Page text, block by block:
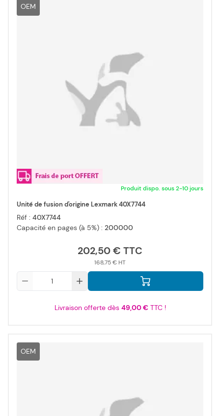
OEM
Produit dispo. sous 2-10 jours
Unité de fusion d'origine Lexmark 40X7744
Réf : 40X7744
Capacité en pages (à 5%) : 200000
202,50 €
168,75 €
Livraison offerte dès 49,00 €TTC !
OEM